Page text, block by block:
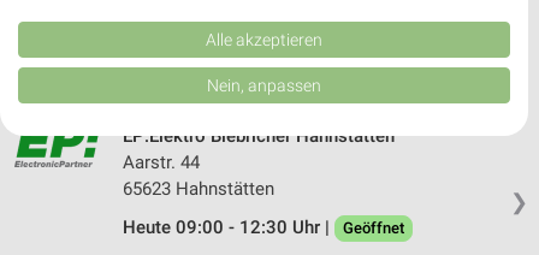
Heute 09:00 - 13:00 Uhr | Geöffnet
431,87 km • Angebote: 1 Prospekt
❯
EP:Elektro Biebricher Hahnstätten
Aarstr. 44
65623 Hahnstätten
Heute 09:00 - 12:30 Uhr |
Geöffnet
Kombinationen von Daten aus verschiedenen Quellen. Entwicklung und
Verbesserung der Angebote. Verwendung reduzierter Daten zur Auswahl
von Inhalten.
Daten können außerhalb der Europäischen Union weitergegeben und in die
Website/App.
Partnerliste anzeigen (1 IAB-Anbieter)
IAB-Verarbeitungszwecke:
Alle akzeptieren
Nein, anpassen